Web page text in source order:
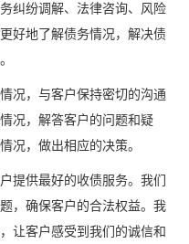
纠纷调解、法律咨询、风险
好地了解债务情况，解决债
况，与客户保持密切的沟通
况，解答客户的问题和疑
况，做出相应的决策。
提供最好的收债服务。我们
，确保客户的合法权益。我
让客户感受到我们的诚信和